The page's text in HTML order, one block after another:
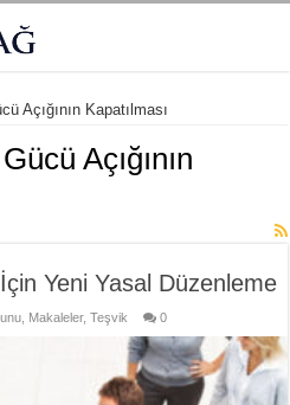
Açığının Kapatılması
Açığının
Yeni Yasal Düzenleme
Makaleler,Teşvik 0